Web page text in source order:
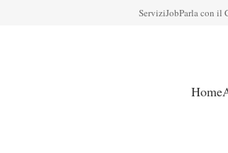
ServiziJobParla con il
Home